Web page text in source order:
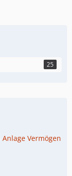
25
Anlage Vermögen